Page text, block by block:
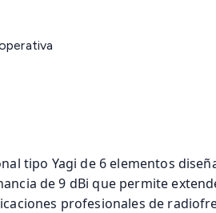
tipo Yagi de 6 elementos
de 9 dBi que permite
profesionales de